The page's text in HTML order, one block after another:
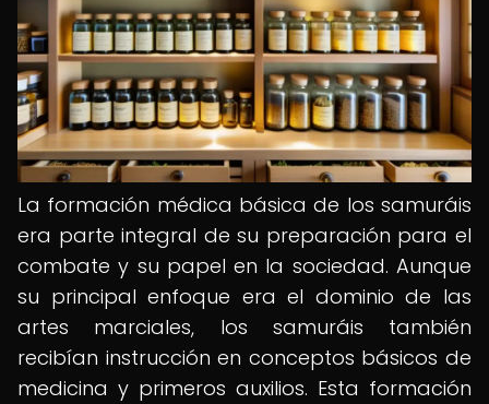
La formación médica básica de los samuráis
era parte integral de su preparación para el
combate y su papel en la sociedad. Aunque
su principal enfoque era el dominio de las
artes marciales, los samuráis también
recibían instrucción en conceptos básicos de
medicina y primeros auxilios. Esta formación